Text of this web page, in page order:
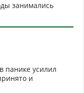
занимались
панике усилил
и